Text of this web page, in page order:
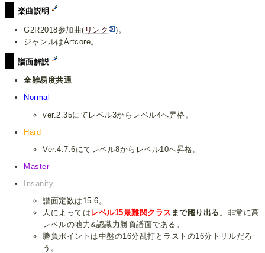
楽曲説明
G2R2018参加曲( リンク
)。
ジャンルはArtcore。
譜面解説
全難易度共通
Normal
ver.2.35にてレベル3からレベル4へ昇格。
Hard
Ver.4.7.6にてレベル8からレベル10へ昇格。
Master
Insanity
譜面定数は15.6。
人によってはレベル15最難関クラスまで躍り出る。非常に高
レベルの地力&認識力勝負譜面である。
勝負ポイントは中盤の16分乱打とラストの16分トリルだろ
う。